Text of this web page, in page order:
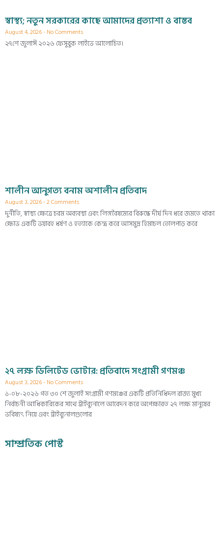
স্বাস্থ্য; নতুন সরকারের কাছে আমাদের প্রত্যাশা ও বাস্তব
August 4, 2026 No Comments
২৭শে জুলাঈ ২০২৬ ফেসুবুক লাইভে আলোচিত।
শালীন আনুগত্য বনাম অশালীন প্রতিবাদ
August 3, 2026 2 Comments
দুর্নীতি, স্বাস্থ্য ক্ষেত্রে চরম অব্যবস্থা এবং লিঙ্গবৈষম্যের বিরুদ্ধে দীর্ঘ দিন ধরে জমতে থাকা
ক্ষোভ একটি ভয়াবহ ধর্ষণ ও হত্যাকে কেন্দ্র করে আসমুদ্র হিমাচল তোলপাড় করে
২৭ লক্ষ ডিলিটেড ভোটার: প্রতিবাদে সংগ্রামী গণমঞ্চ
August 3, 2026 No Comments
১-০৮-২০২৬ গত ৩০ শে জুলাই সংগ্রামী গণমঞ্চের একটি প্রতিনিধিদল রাজ্য মুখ্য
নির্বাচনী আধিকারিকের সাথে ট্রাইব্যুনালে আবেদন করে অপেক্ষারত ২৭ লক্ষ মানুষের
ভবিষ্যৎ নিয়ে এবং ট্রাইব্যুনালগুলোর
সাম্প্রতিক পোস্ট